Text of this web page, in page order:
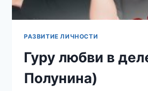
РАЗВИТИЕ ЛИЧНОСТИ
Гуру любви в
Полунина)